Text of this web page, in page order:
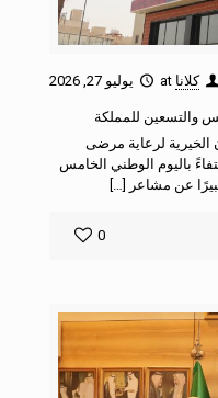
كلانا at يوليو 27, 2026
والتسعين للمملكة
الخيرية لرعاية مرضى
باليوم الوطني الخامس
عن مشاعر […]
0